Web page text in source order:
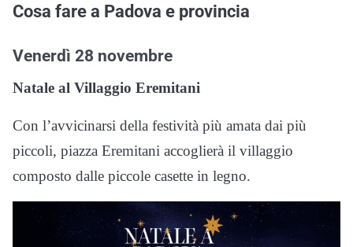
Cosa fare a Padova e provincia
Venerdì 28 novembre
Natale al Villaggio Eremitani
Con l’avvicinarsi della festività più amata dai più
piccoli, piazza Eremitani accoglierà il villaggio
composto dalle piccole casette in legno.